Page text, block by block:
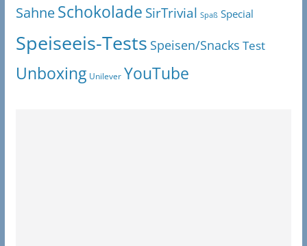
SahneSchokolade SirTrivial Spaß Special
Speiseeis-Tests Speisen/Snacks Test
Unboxing Unilever YouTube